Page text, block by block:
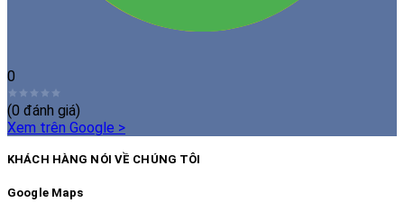
0
(0 đánh giá)
Xem trên Google >
KHÁCH HÀNG NÓI VỀ CHÚNG TÔI
Google Maps